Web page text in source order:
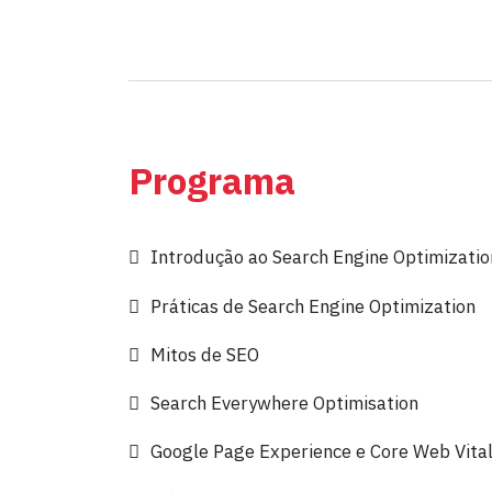
Programa
Introdução ao Search Engine
Práticas de Search Engine Optimization
Mitos de SEO
Search Everywhere Optimisation
Google Page Experience e Core Web